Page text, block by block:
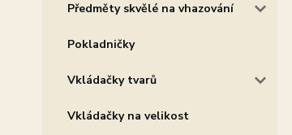
Předměty skvělé na vhazování
Pokladničky
Vkládačky tvarů
Vkládačky na velikost